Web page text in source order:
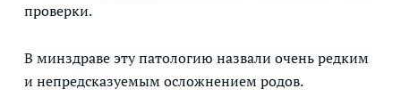
проверки.
В минздраве эту патологию назвали очень редким
и непредсказуемым осложнением родов.